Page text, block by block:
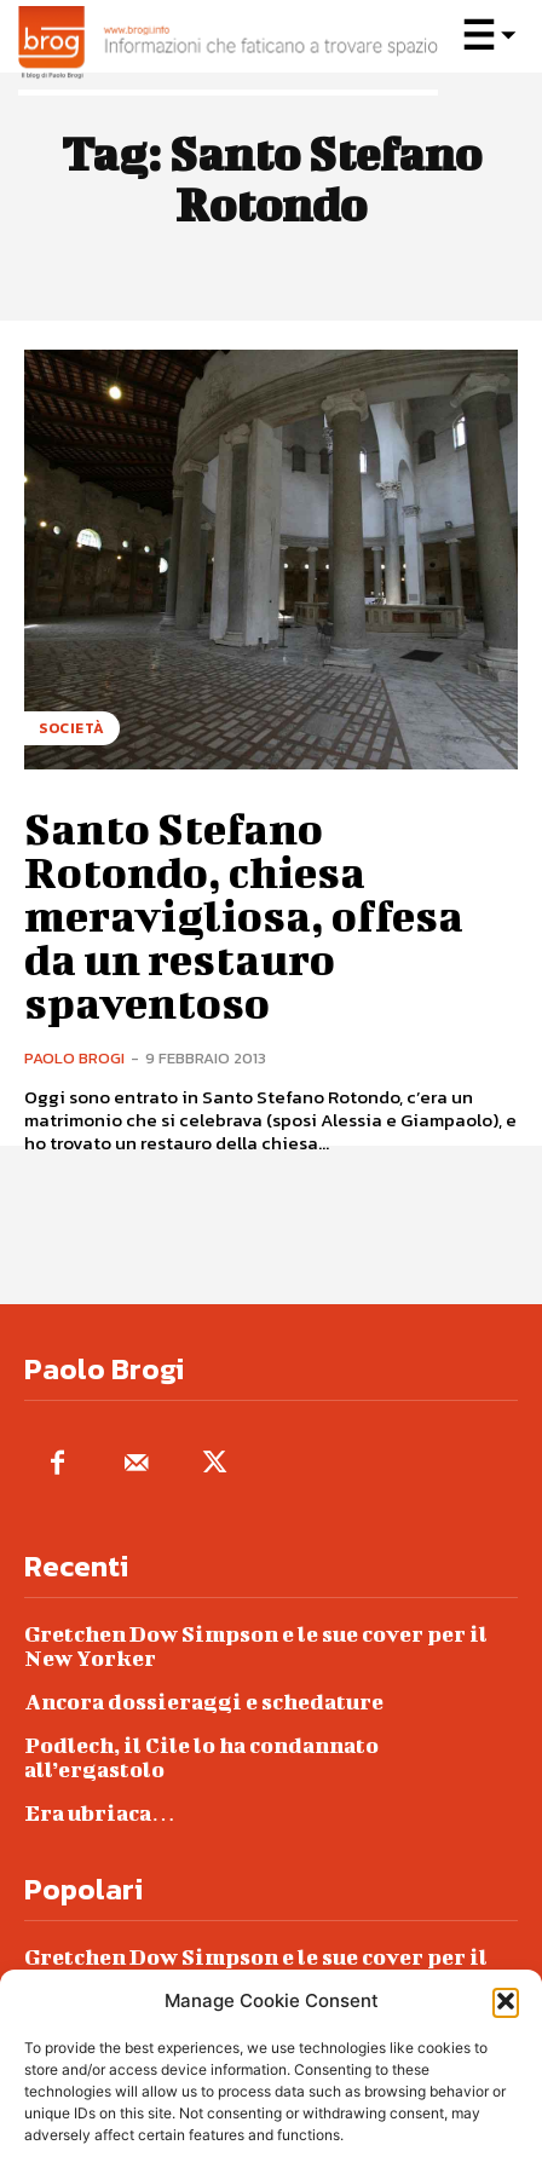
Manage Cookie Consent
To provide the best experiences, we use technologies like cookies to
store and/or access device information. Consenting to these
technologies will allow us to process data such as browsing behavior or
unique IDs on this site. Not consenting or withdrawing consent, may
adversely affect certain features and functions.
Tag: Santo Stefano
Rotondo
SOCIETÀ
Santo Stefano
Rotondo, chiesa
meravigliosa, offesa
da un restauro
spaventoso
PAOLO BROGI - 9 FEBBRAIO 2013
Oggi sono entrato in Santo Stefano Rotondo, c’era un
matrimonio che si celebrava (sposi Alessia e Giampaolo), e
ho trovato un restauro della chiesa...
Paolo Brogi
Recenti
Gretchen Dow Simpson e le sue cover per il
New Yorker
Ancora dossieraggi e schedature
Podlech, il Cile lo ha condannato
all’ergastolo
Era ubriaca…
Popolari
Gretchen Dow Simpson e le sue cover per il
Podlech, il Cile lo ha condannato
all’ergastolo
Era ubriaca…